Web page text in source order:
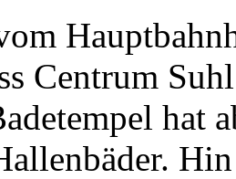
Centrum
hat